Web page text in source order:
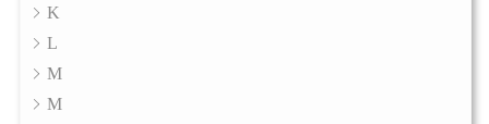
K
L
M
M